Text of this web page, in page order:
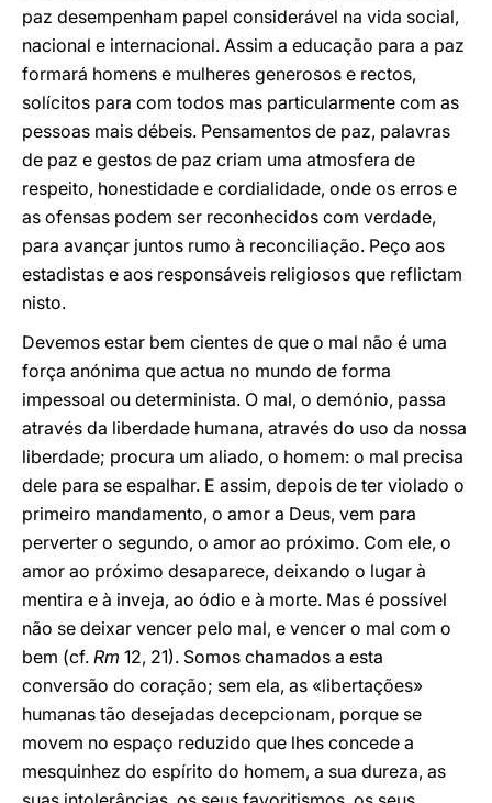
paz desempenham papel considerável na vida social,
nacional e internacional. Assim a educação para a paz
formará homens e mulheres generosos e rectos,
solícitos para com todos mas particularmente com as
pessoas mais débeis. Pensamentos de paz, palavras
de paz e gestos de paz criam uma atmosfera de
respeito, honestidade e cordialidade, onde os erros e
as ofensas podem ser reconhecidos com verdade,
para avançar juntos rumo à reconciliação. Peço aos
estadistas e aos responsáveis religiosos que reflictam
nisto.
Devemos estar bem cientes de que o mal não é uma
força anónima que actua no mundo de forma
impessoal ou determinista. O mal, o demónio, passa
através da liberdade humana, através do uso da nossa
liberdade; procura um aliado, o homem: o mal precisa
dele para se espalhar. E assim, depois de ter violado o
primeiro mandamento, o amor a Deus, vem para
perverter o segundo, o amor ao próximo. Com ele, o
amor ao próximo desaparece, deixando o lugar à
mentira e à inveja, ao ódio e à morte. Mas é possível
não se deixar vencer pelo mal, e vencer o mal com o
bem (cf. Rm 12, 21). Somos chamados a esta
conversão do coração; sem ela, as «libertações»
humanas tão desejadas decepcionam, porque se
movem no espaço reduzido que lhes concede a
mesquinhez do espírito do homem, a sua dureza, as